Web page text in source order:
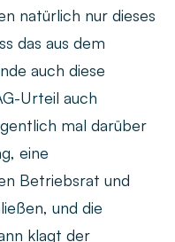
natürlich nur dieses
das aus dem
auch diese
Urteil auch
mal darüber
eine
Betriebsrat und
und die
klagt der